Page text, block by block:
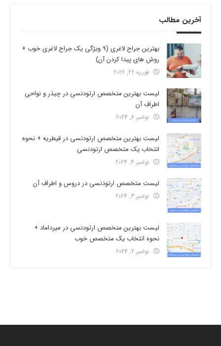
آخرین مطالب
بهترین جراح لاغری (9 ویژگی یک جراح لاغری خوب +
روش های پیدا کردن آن)
فوریه 22, 2026
لیست بهترین متخصص ارتودنسی در چیذر و نواحی
اطراف آن
نوامبر 6, 2024
لیست بهترین متخصص ارتودنسی در قیطریه + نحوه
انتخاب یک متخصص ارتودنسی
نوامبر 4, 2024
لیست متخصص ارتودنسی در دروس و اطراف آن
نوامبر 3, 2024
لیست بهترین متخصص ارتودنسی در میرداماد +
نحوه انتخاب یک متخصص خوب
نوامبر 2, 2024